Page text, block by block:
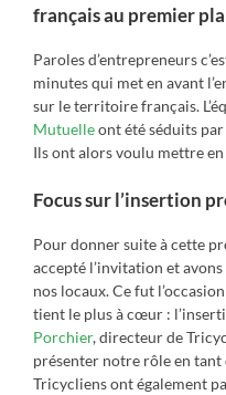
français au premier
Paroles d’entrepreneurs
minutes qui met en avant
sur le territoire français.
Mutuelleont été séduits
Ils ont alors voulu mettre
Focus sur l’insertion
Pour donner suite à cette
accepté l’invitation et
nos locaux. Ce fut
tient le plus à cœur :
Porchier, directeur de
présenter notre rôle en tant
Tricycliens ont également